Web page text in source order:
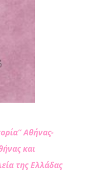
Αθήνας-
και
της Ελλάδας